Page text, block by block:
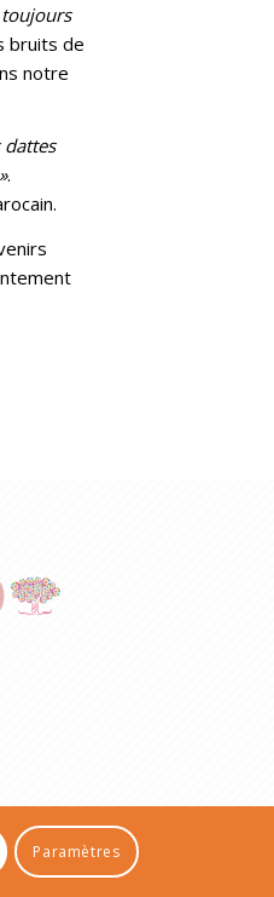
toujours
bruits de
notre
dattes
.
Paramètres